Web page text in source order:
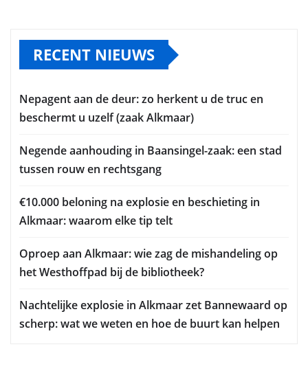
RECENT NIEUWS
Nepagent aan de deur: zo herkent u de truc en
beschermt u uzelf (zaak Alkmaar)
Negende aanhouding in Baansingel-zaak: een stad
tussen rouw en rechtsgang
€10.000 beloning na explosie en beschieting in
Alkmaar: waarom elke tip telt
Oproep aan Alkmaar: wie zag de mishandeling op
het Westhoffpad bij de bibliotheek?
Nachtelijke explosie in Alkmaar zet Bannewaard op
scherp: wat we weten en hoe de buurt kan helpen